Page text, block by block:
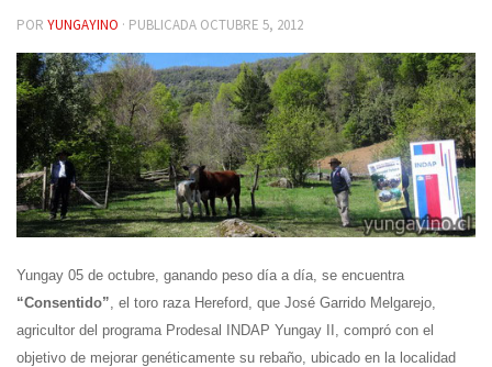
POR YUNGAYINO · PUBLICADA OCTUBRE 5, 2012
Yungay 05 de octubre, ganando peso día a día, se encuentra
“Consentido” , el toro raza Hereford, que José Garrido Melgarejo,
agricultor del programa Prodesal INDAP Yungay II, compró con el
objetivo de mejorar genéticamente su rebaño, ubicado en la localidad